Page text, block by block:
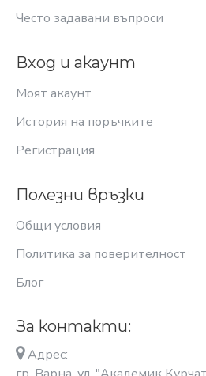
Често задавани въпроси
Вход и акаунт
Моят акаунт
История на поръчките
Регистрация
Полезни връзки
Общи условия
Политика за поверителност
Блог
За контакти:
Адрес: